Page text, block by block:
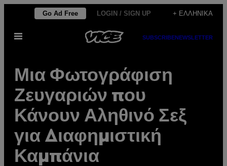
Μετάβαση
περιεχόμενο
Go Ad Free LOGIN / SIGN UP + ΕΛΛΗΝΙΚΆ
Ανοίξτε
SUBSCRIBENEWSLETTER
Μια Φωτογράφιση
Ζευγαριών που
Κάνουν Αληθινό Σεξ
για Διαφημιστική
Καμπάνια